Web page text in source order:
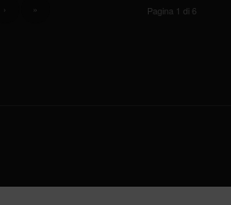
Pagina 1 di 6
»